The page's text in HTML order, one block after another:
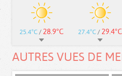
25.4°C / 28.9°C 27.4°C / 29.4°C
AUTRES VUES DE